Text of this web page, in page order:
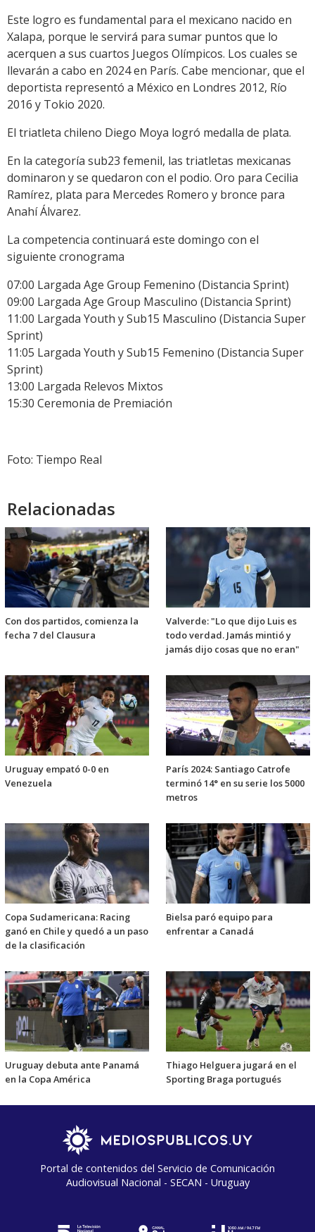
Este logro es fundamental para el mexicano nacido en
Xalapa, porque le servirá para sumar puntos que lo
acerquen a sus cuartos Juegos Olímpicos. Los cuales se
llevarán a cabo en 2024 en París. Cabe mencionar, que el
deportista representó a México en Londres 2012, Río
2016 y Tokio 2020.
El triatleta chileno Diego Moya logró medalla de plata.
En la categoría sub23 femenil, las triatletas mexicanas
dominaron y se quedaron con el podio. Oro para Cecilia
Ramírez, plata para Mercedes Romero y bronce para
Anahí Álvarez.
La competencia continuará este domingo con el
siguiente cronograma
07:00 Largada Age Group Femenino (Distancia Sprint)
09:00 Largada Age Group Masculino (Distancia Sprint)
11:00 Largada Youth y Sub15 Masculino (Distancia Super
Sprint)
11:05 Largada Youth y Sub15 Femenino (Distancia Super
Sprint)
13:00 Largada Relevos Mixtos
15:30 Ceremonia de Premiación
Foto: Tiempo Real
Relacionadas
Con dos partidos, comienza la
fecha 7 del Clausura
Valverde: "Lo que dijo Luis es
todo verdad. Jamás mintió y
jamás dijo cosas que no eran"
Uruguay empató 0-0 en
Venezuela
París 2024: Santiago Catrofe
terminó 14° en su serie los 5000
metros
Copa Sudamericana: Racing
ganó en Chile y quedó a un paso
de la clasificación
Bielsa paró equipo para
enfrentar a Canadá
Uruguay debuta ante Panamá
en la Copa América
Thiago Helguera jugará en el
Sporting Braga portugués
Portal de contenidos del Servicio de Comunicación
Audiovisual Nacional - SECAN - Uruguay